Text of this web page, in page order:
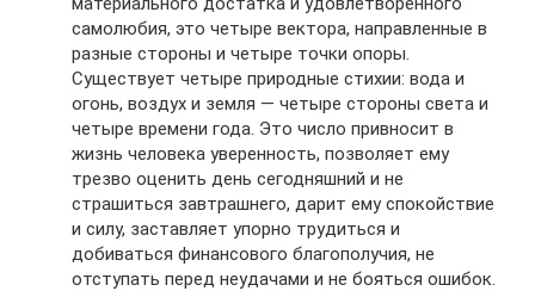
самолюбия, это четыре вектора, направленные в
разные стороны и четыре точки опоры.
Существует четыре природные стихии: вода и
огонь, воздух и земля — четыре стороны света и
четыре времени года. Это число привносит в
жизнь человека уверенность, позволяет ему
трезво оценить день сегодняшний и не
страшиться завтрашнего, дарит ему спокойствие
и силу, заставляет упорно трудиться и
добиваться финансового благополучия, не
отступать перед неудачами и не бояться ошибок.